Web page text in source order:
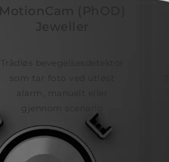
MotionCam (PhOD)
Trådløs bevegelsesdetektor
som tar foto ved utløst
alarm, manuelt eller
gjennom scenario